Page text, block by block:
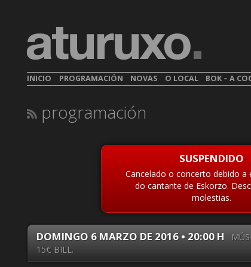
INICIO PROGRAMACIÓN NOVAS O LOCAL BOK – A
programación
SUSPENDIDO
Cancelado o concerto debido a
do cantante de Eskorzo.
molestias.
DOMINGO 6 MARZO DE 2016 • 20:00 H
15€ BILL.